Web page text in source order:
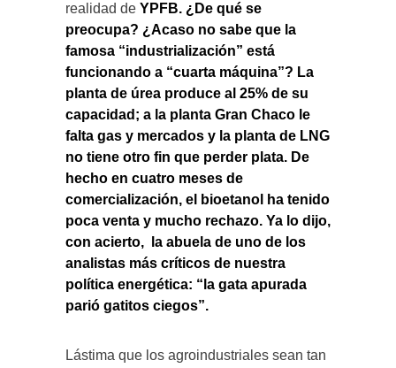
realidad de YPFB. ¿De qué se
preocupa? ¿Acaso no sabe que la
famosa “industrialización” está
funcionando a “cuarta máquina”? La
planta de úrea produce al 25% de su
capacidad; a la planta Gran Chaco le
falta gas y mercados y la planta de LNG
no tiene otro fin que perder plata. De
hecho en cuatro meses de
comercialización, el bioetanol ha tenido
poca venta y mucho rechazo. Ya lo dijo,
con acierto, la abuela de uno de los
analistas más críticos de nuestra
política energética: “la gata apurada
parió gatitos ciegos”.
Lástima que los agroindustriales sean tan